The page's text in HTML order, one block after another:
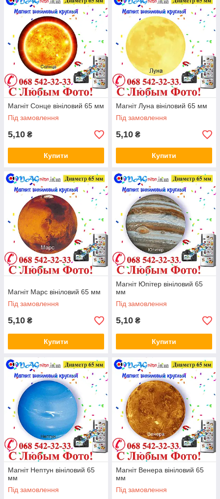
Магніт Сонце вініловий 65 мм
Під замовлення
5,10 ₴
Купити
Магніт Луна вініловий 65 мм
Під замовлення
5,10 ₴
Купити
Магніт Марс вініловий 65 мм
Під замовлення
5,10 ₴
Купити
Магніт Юпітер вініловий 65
мм
Під замовлення
5,10 ₴
Купити
Магніт Нептун вініловий 65
мм
Під замовлення
Магніт Венера вініловий 65
мм
Під замовлення